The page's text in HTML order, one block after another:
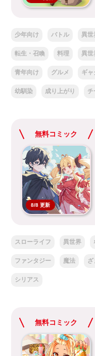
少年向け バトル 異世
転生・召喚 料理 異世
青年向け グルメ ギャ
幼馴染 成り上がり チ
無料コミック
8/8 更新
スローライフ 異世界
ファンタジー 魔法 ざ
シリアス
無料コミック